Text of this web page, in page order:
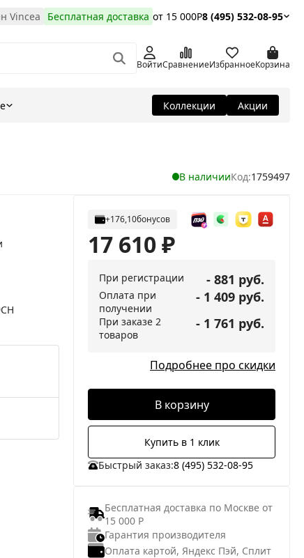
Vincea Бесплатная доставка от 15 000Р8 (495) 532-08-95
ВойтиСравнениеИзбранноеКорзина
Коллекции Акции
В наличииКод:1759497
+176,10бонусов
17 610₽
При регистрации - 881 руб.
Оплата при
получении
- 1 409 руб.
При заказе 2
товаров
- 1 761 руб.
Подробнее про скидки
В корзину
Купить в 1 клик
Быстрый заказ:8 (495) 532-08-95
Бесплатная доставка по Москве от
15 000 Р
Гарантия производителя
Оплата картой, Яндекс Пэй, Сплит